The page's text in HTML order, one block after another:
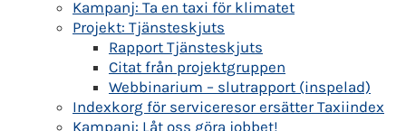
Kampanj: Ta en taxi för klimatet
Projekt: Tjänsteskjuts
Rapport Tjänsteskjuts
Citat från projektgruppen
Webbinarium – slutrapport (inspelad)
Indexkorg för serviceresor ersätter Taxiindex
Kampanj: Låt oss göra jobbet!